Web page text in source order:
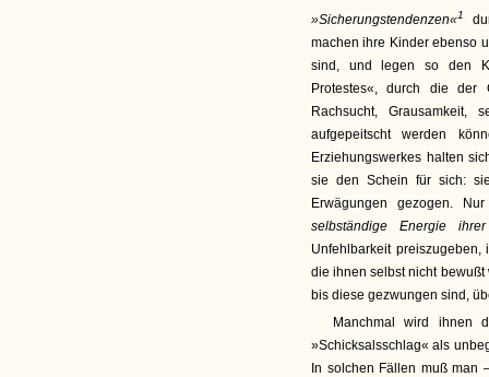
»Sicherungstendenzen«1
machen ihre Kinder ebenso
sind, und legen so den
Protestes«, durch die der
Rachsucht, Grausamkeit,
aufgepeitscht werden
Erziehungswerkes halten
sie den Schein für sich:
Erwägungen gezogen.
selbständige Energie
Unfehlbarkeit
die ihnen selbst nicht
bis diese gezwungen sind,
Manchmal wird ihnen
»Schicksalsschlag« als
In solchen Fällen muß